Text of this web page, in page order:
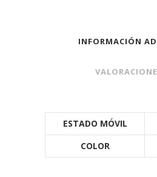
INFORMACIÓN
ESTADO MÓVIL
COLOR